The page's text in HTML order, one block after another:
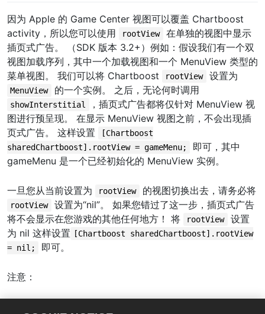
因为 Apple 的 Game Center 视图可以覆盖 Chartboost
activity，所以您可以使用
rootView
在单独的视图中显示
插页式广告。 （SDK 版本 3.2+）例如：假设我们有一个双
视图加载序列，其中一个加载视图和一个 MenuView 类型的
菜单视图。 我们可以将 Chartboost
rootView 设置为
MenuView 的一个实例。 之后，无论何时调用
showInterstitial
，插页式广告都将仅针对 MenuView 视
图进行预呈现。 在显示 MenuView 视图之前，不会出现插
页式广告。 这样设置
[Chartboost
sharedChartboost].rootView = gameMenu;
即可，其中
gameMenu 是一个已经初始化的 MenuView 实例。
一旦您从当前设置为 rootView 的视图切换出去，请务必将
rootView
设置为“nil”。 如果您错过了这一步，插页式广告
将不会显示在您游戏的其他任何地方！ 将
rootView
设置
为 nil 这样设置
[Chartboost sharedChartboost].rootView
= nil;
即可。
注意：